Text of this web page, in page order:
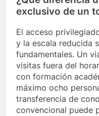
exclusivo de un
El acceso
y la escala reducida
fundamentales. Un
visitas fuera del
con formación
máximo ocho
transferencia de
convencional puede